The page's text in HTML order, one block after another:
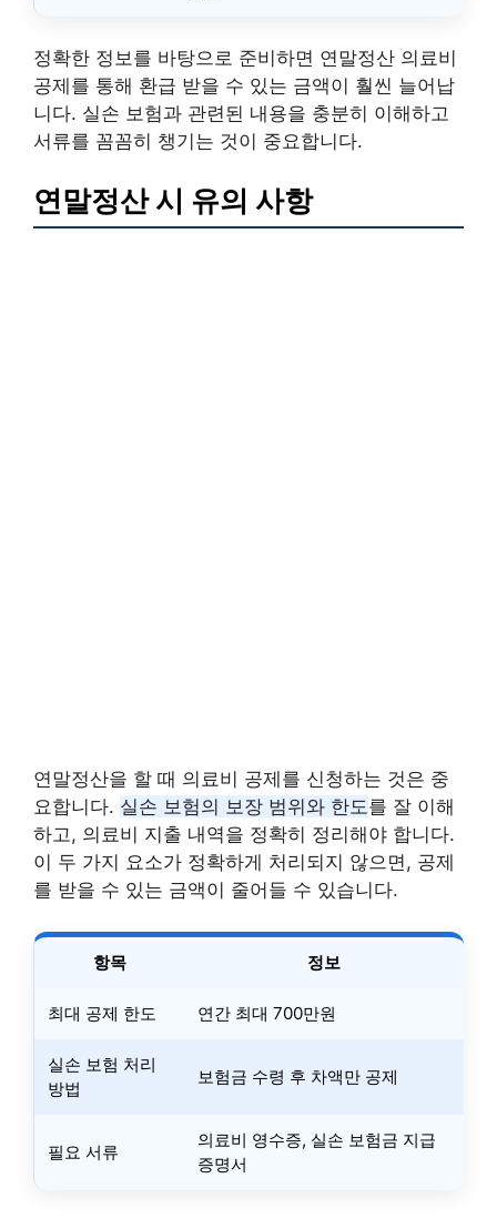
정확한 정보를 바탕으로 준비하면 연말정산 의료비
공제를 통해 환급 받을 수 있는 금액이 훨씬 늘어납
니다. 실손 보험과 관련된 내용을 충분히 이해하고
서류를 꼼꼼히 챙기는 것이 중요합니다.
연말정산 시 유의 사항
연말정산을 할 때 의료비 공제를 신청하는 것은 중
요합니다. 실손 보험의 보장 범위와 한도를 잘 이해
하고, 의료비 지출 내역을 정확히 정리해야 합니다.
이 두 가지 요소가 정확하게 처리되지 않으면, 공제
를 받을 수 있는 금액이 줄어들 수 있습니다.
항목 정보
최대 공제 한도 연간 최대 700만원
실손 보험 처리
방법
보험금 수령 후 차액만 공제
필요 서류
의료비 영수증, 실손 보험금 지급
증명서